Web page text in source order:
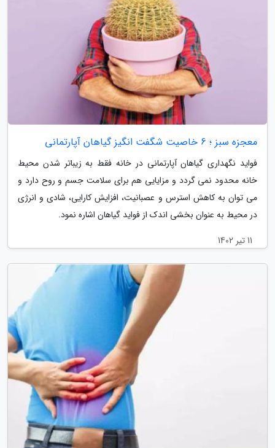
معجزه سبز ؛ 6 خاصیت شگفت انگیز گیاهان آپارتمانی
فواید نگهداری گیاهان آپارتمانی در خانه فقط به زیباتر شدن محیط
خانه محدود نمی گردد و مزایایی هم برای سلامت جسم و روح دارد و
می توان به کاهش استرس و عصبانیت، افزایش کارایی، شادی و انرژی
در محیط به عنوان بخشی اندک از فواید گیاهان اشاره نمود.
11 تیر 1402